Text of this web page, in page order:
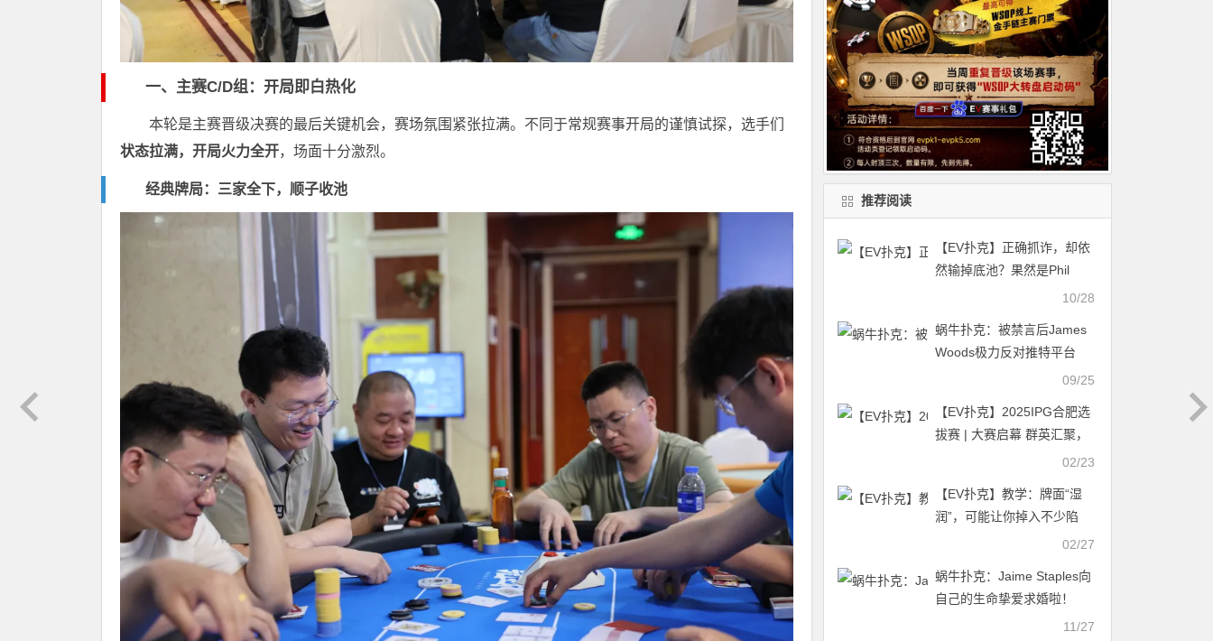
一、主赛C/D组：开局即白热化
本轮是主赛晋级决赛的最后关键机会，赛场氛围紧张拉满。不同于常规赛事开局的谨慎试探，选手们
状态拉满，开局火力全开，场面十分激烈。
经典牌局：三家全下，顺子收池
推荐阅读
【EV扑克】正确抓诈，却依
然输掉底池？果然是Phil
10/28
蜗牛扑克：被禁言后James
Woods极力反对推特平台
09/25
【EV扑克】2025IPG合肥选
拔赛 | 大赛启幕 群英汇聚，
决战线合肥！霸都杯A组174
级
02/23
【EV扑克】教学：牌面“湿
润”，可能让你掉入不少陷
02/27
蜗牛扑克：Jaime Staples向
自己的生命挚爱求婚啦！
11/27